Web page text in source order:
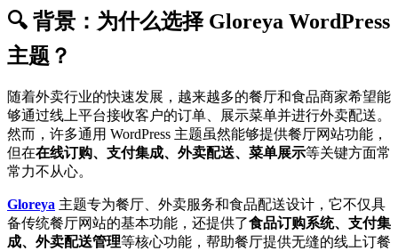
🔍 背景：为什么选择 Gloreya WordPress
主题？
随着外卖行业的快速发展，越来越多的餐厅和食品商家希望能
够通过线上平台接收客户的订单、展示菜单并进行外卖配送。
然而，许多通用 WordPress 主题虽然能够提供餐厅网站功能，
但在在线订购、支付集成、外卖配送、菜单展示等关键方面常
常力不从心。
Gloreya 主题专为餐厅、外卖服务和食品配送设计，它不仅具
备传统餐厅网站的基本功能，还提供了食品订购系统、支付集
成、外卖配送管理等核心功能，帮助餐厅提供无缝的线上订餐